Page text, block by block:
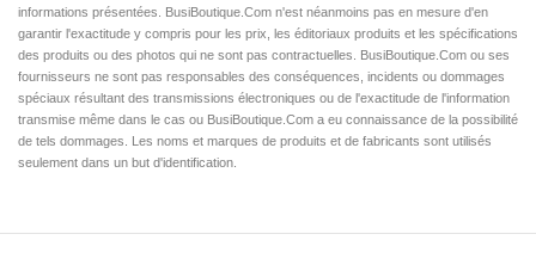
informations présentées. BusiBoutique.Com n'est néanmoins pas en mesure d'en
garantir l'exactitude y compris pour les prix, les éditoriaux produits et les spécifications
des produits ou des photos qui ne sont pas contractuelles. BusiBoutique.Com ou ses
fournisseurs ne sont pas responsables des conséquences, incidents ou dommages
spéciaux résultant des transmissions électroniques ou de l'exactitude de l'information
transmise même dans le cas ou BusiBoutique.Com a eu connaissance de la possibilité
de tels dommages. Les noms et marques de produits et de fabricants sont utilisés
seulement dans un but d'identification.